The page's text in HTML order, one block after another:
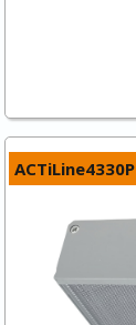
ACTiLine4330P